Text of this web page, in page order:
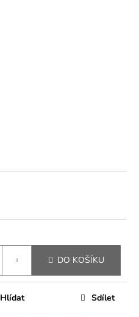
DO KOŠÍKU
Hlídat Sdílet